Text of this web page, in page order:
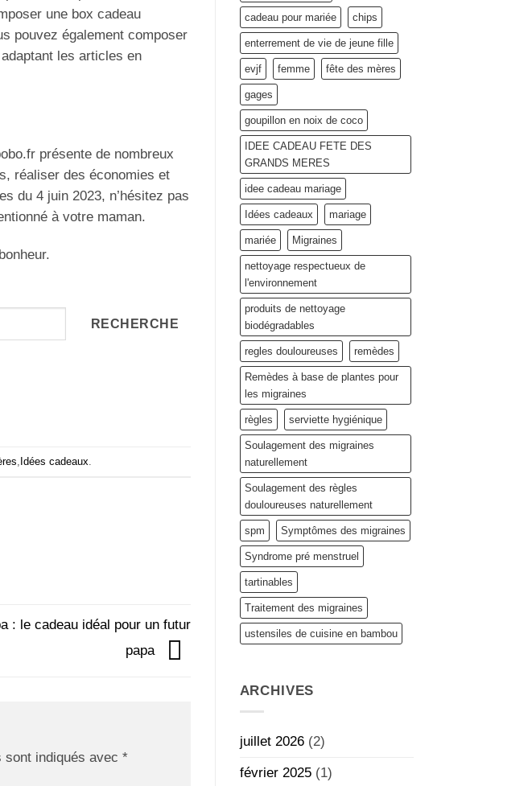
une box cadeau
pouvez également composer
les articles en
présente de nombreux
réaliser des économies et
du 4 juin 2023, n’hésitez pas
à votre maman.
RECHERCHE
Idées cadeaux
: le cadeau idéal pour un futur
papa
sont indiqués avec *
cadeau pour mariée chips
enterrement de vie de jeune fille
evjf femme fête des mères
gages
goupillon en noix de coco
IDEE CADEAU FETE DES
GRANDS MERES
idee cadeau mariage
Idées cadeaux mariage
mariée Migraines
nettoyage respectueux de
l'environnement
produits de nettoyage
biodégradables
regles douloureuses remèdes
Remèdes à base de plantes pour
les migraines
règles serviette hygiénique
Soulagement des migraines
naturellement
Soulagement des règles
douloureuses naturellement
spm Symptômes des migraines
Syndrome pré menstruel
tartinables
Traitement des migraines
ustensiles de cuisine en bambou
ARCHIVES
juillet 2026(2)
février 2025(1)